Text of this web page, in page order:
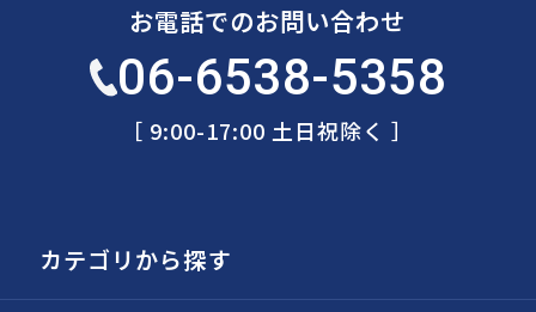
お電話でのお問い合わせ
06-6538-5358
［ 9:00-17:00 土日祝除く ］
カテゴリから探す